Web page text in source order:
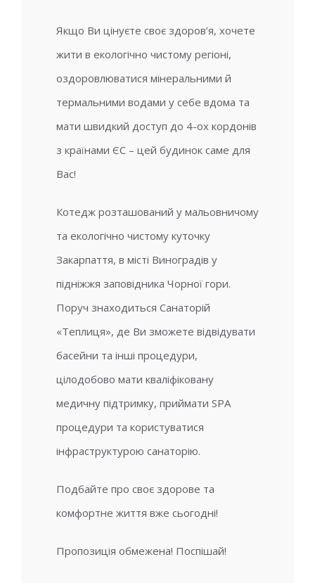
Якщо Ви цінуєте своє здоров’я, хочете
жити в екологічно чистому регіоні,
оздоровлюватися мінеральними й
термальними водами у себе вдома та
мати швидкий доступ до 4-ох кордонів
з країнами ЄС – цей будинок саме для
Вас!
Котедж розташований у мальовничому
та екологічно чистому куточку
Закарпаття, в місті Виноградів у
підніжжя заповідника Чорної гори.
Поруч знаходиться Санаторій
«Теплиця», де Ви зможете відвідувати
басейни та інші процедури,
цілодобово мати кваліфіковану
медичну підтримку, приймати SPA
процедури та користуватися
інфраструктурою санаторію.
Подбайте про своє здорове та
комфортне життя вже сьогодні!
Пропозиція обмежена! Поспішай!